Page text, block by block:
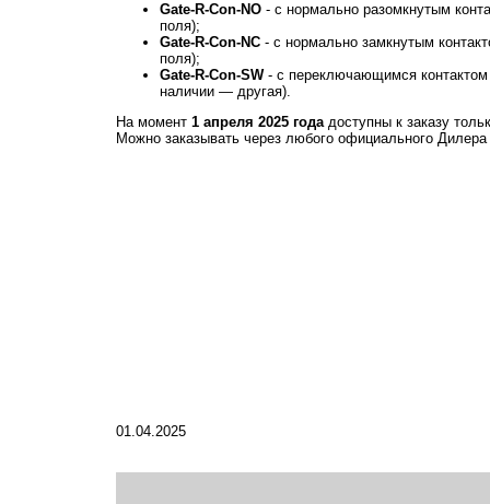
Gate-R-Con-NO - с нормально разомкнутым
поля);
Gate-R-Con-NC - с нормально замкнутым
поля);
Gate-R-Con-SW- с переключающимся контактом
наличии — другая).
На момент 1 апреля 2025 годадоступны к заказу
Можно заказывать через любого официального
01.04.2025